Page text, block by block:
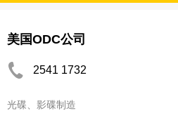
美国ODC公司
2541 1732
光碟、影碟制造